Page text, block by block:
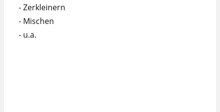
- Zerkleinern
- Mischen
- u.a.